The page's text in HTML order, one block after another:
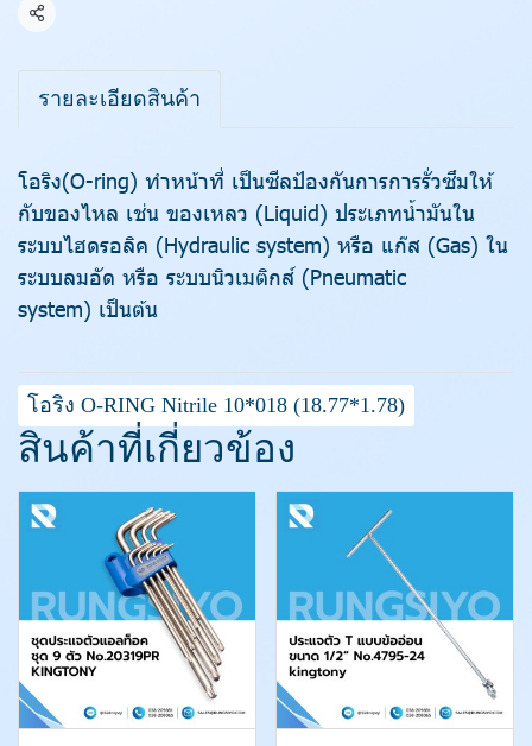
แชร์
รายละเอียดสินค้า
โอริง(O-ring) ทำหน้าที่ เป็นซีลป้องกันการการรั่วซึมให้
กับของไหล เช่น ของเหลว (Liquid) ประเภทน้ำมันใน
ระบบไฮดรอลิค (Hydraulic system) หรือ แก๊ส (Gas) ใน
ระบบลมอัด หรือ ระบบนิวเมติกส์ (Pneumatic
system) เป็นต้น
โอริง O-RING Nitrile 10*018 (18.77*1.78)
สินค้าที่เกี่ยวข้อง